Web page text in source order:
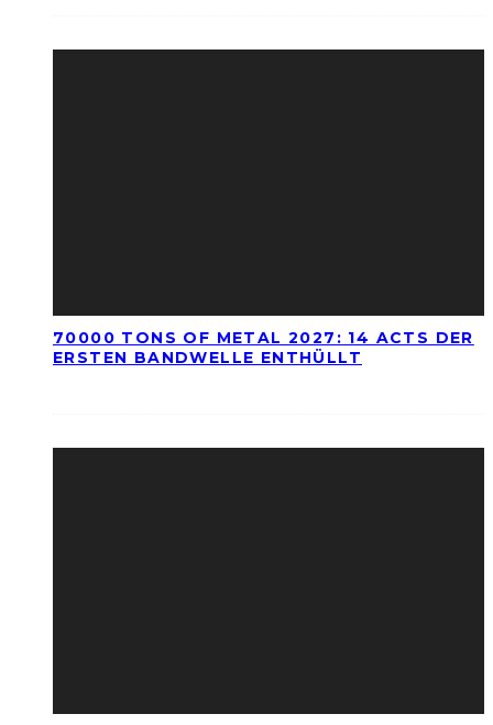
70000 TONS OF METAL 2027: 14 ACTS DER
ERSTEN BANDWELLE ENTHÜLLT